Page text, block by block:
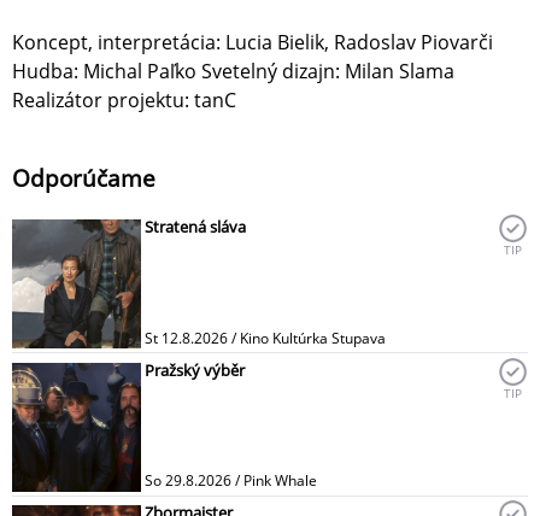
Koncept, interpretácia: Lucia Bielik, Radoslav Piovarči
Hudba: Michal Paľko Svetelný dizajn: Milan Slama
Realizátor projektu: tanC
Odporúčame
Stratená sláva
St 12.8.2026 / Kino Kultúrka Stupava
TIP
Pražský výběr
So 29.8.2026 / Pink Whale
TIP